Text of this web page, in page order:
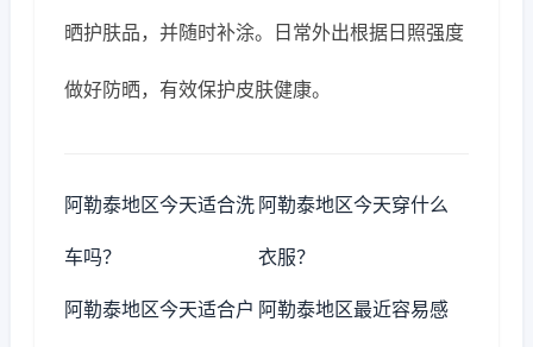
晒护肤品，并随时补涂。日常外出根据日照强度
做好防晒，有效保护皮肤健康。
阿勒泰地区今天适合洗
车吗？
阿勒泰地区今天穿什么
衣服？
阿勒泰地区今天适合户 阿勒泰地区最近容易感